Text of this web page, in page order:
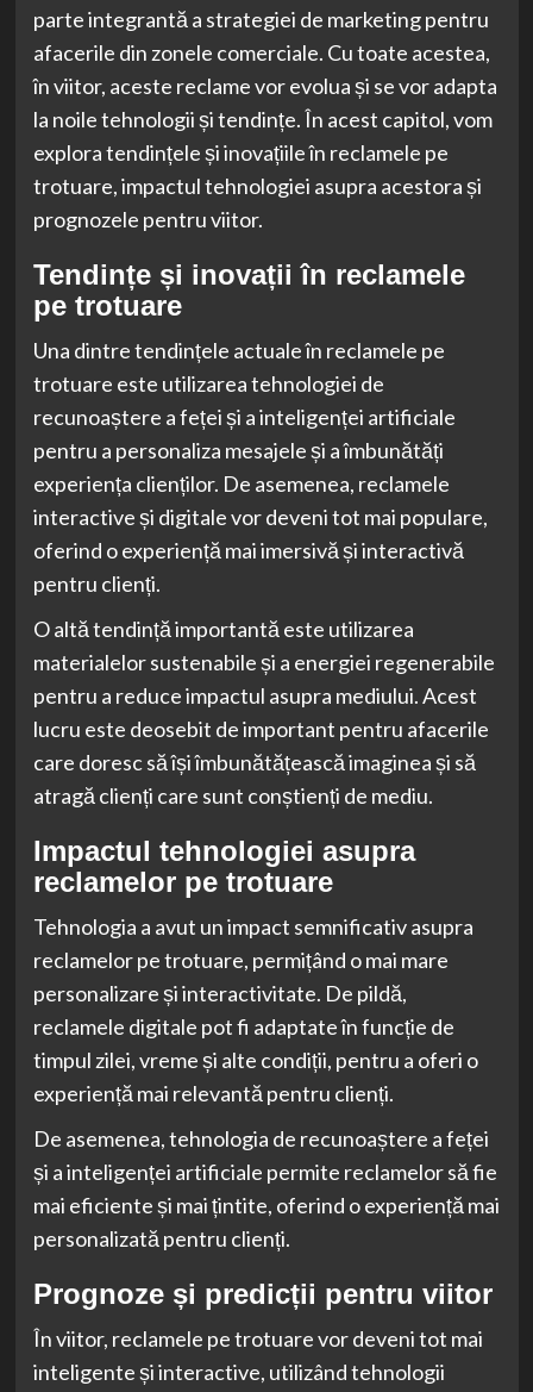
parte integrantă a strategiei de marketing pentru
afacerile din zonele comerciale. Cu toate acestea,
în viitor, aceste reclame vor evolua și se vor adapta
la noile tehnologii și tendințe. În acest capitol, vom
explora tendințele și inovațiile în reclamele pe
trotuare, impactul tehnologiei asupra acestora și
prognozele pentru viitor.
Tendințe și inovații în reclamele
pe trotuare
Una dintre tendințele actuale în reclamele pe
trotuare este utilizarea tehnologiei de
recunoaștere a feței și a inteligenței artificiale
pentru a personaliza mesajele și a îmbunătăți
experiența clienților. De asemenea, reclamele
interactive și digitale vor deveni tot mai populare,
oferind o experiență mai imersivă și interactivă
pentru clienți.
O altă tendință importantă este utilizarea
materialelor sustenabile și a energiei regenerabile
pentru a reduce impactul asupra mediului. Acest
lucru este deosebit de important pentru afacerile
care doresc să își îmbunătățească imaginea și să
atragă clienți care sunt conștienți de mediu.
Impactul tehnologiei asupra
reclamelor pe trotuare
Tehnologia a avut un impact semnificativ asupra
reclamelor pe trotuare, permițând o mai mare
personalizare și interactivitate. De pildă,
reclamele digitale pot fi adaptate în funcție de
timpul zilei, vreme și alte condiții, pentru a oferi o
experiență mai relevantă pentru clienți.
De asemenea, tehnologia de recunoaștere a feței
și a inteligenței artificiale permite reclamelor să fie
mai eficiente și mai țintite, oferind o experiență mai
personalizată pentru clienți.
Prognoze și predicții pentru viitor
În viitor, reclamele pe trotuare vor deveni tot mai
inteligente și interactive, utilizând tehnologii